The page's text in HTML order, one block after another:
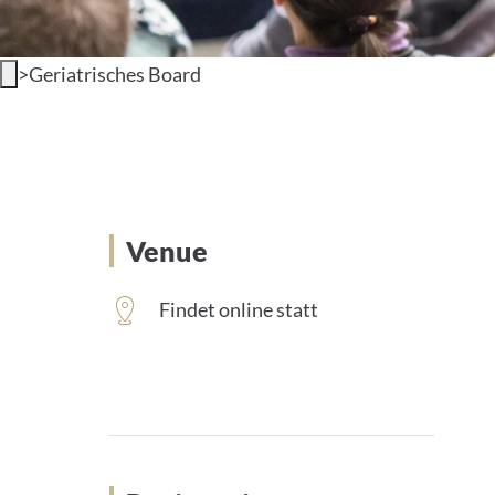
>Geriatrisches Board
Venue
Findet online statt